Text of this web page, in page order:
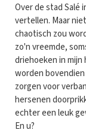
Over de stad Salé
vertellen. Maar
chaotisch zou
zo'n vreemde,
driehoeken in
worden
zorgen voor
hersenen
echter een leuk
En u?